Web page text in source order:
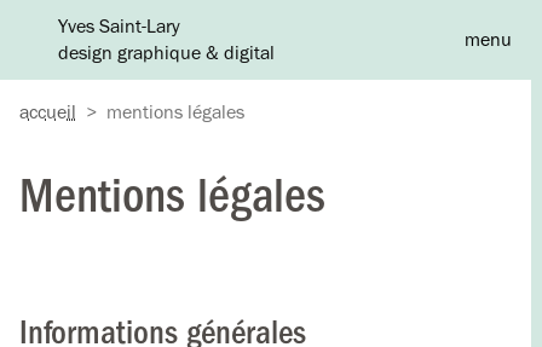
Yves Saint-Lary
design graphique & digital
menu
accueil > mentions légales
Mentions légales
Informations générales